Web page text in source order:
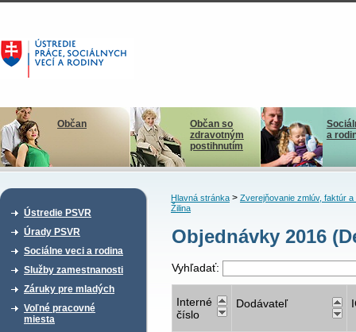
Občan
Občan so
zdravotným
postihnutím
a
Ústredie PSVR
Úrady PSVR
Sociálne veci a rodina
Služby zamestnanosti
Záruky pre mladých
Voľné pracovné
miesta
Hlavná stránka> Zverejňovanie zmlúv, faktúr a
Žilina
Objednávky 2016
Vyhľadať:
Interné
číslo
Dodávateľ